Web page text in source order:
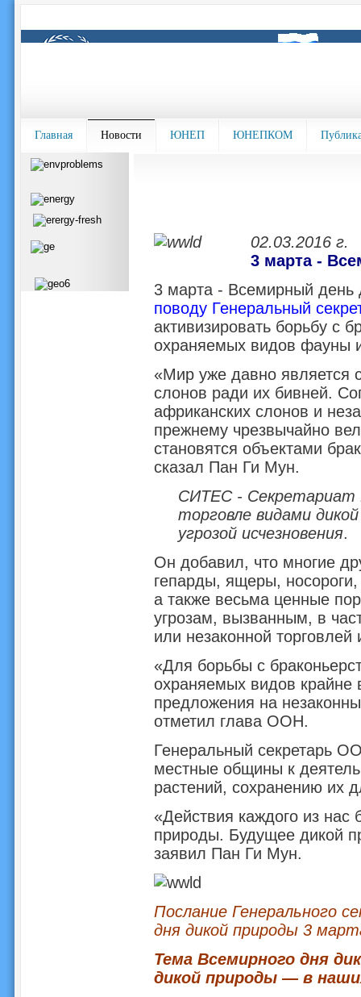
Главная Новости ЮНЕП ЮНЕПКОМ
02.03.2016 г.
3 марта -
3 марта - Всемирный
поводу Генеральный
активизировать борьбу с
охраняемых видов фауны
«Мир уже давно является
слонов ради их бивней.
африканских слонов и
прежнему чрезвычайно
становятся объектами
сказал Пан Ги Мун.
СИТЕС - Секретариат
торговле видами
угрозой исчезновения.
Он добавил, что многие
гепарды, ящеры,
а также весьма ценные
угрозам, вызванным, в
или незаконной торговлей
«Для борьбы с
охраняемых видов крайне
предложения на
отметил глава ООН.
Генеральный секретарь
местные общины к
растений, сохранению их
«Действия каждого из нас
природы. Будущее дикой
заявил Пан Ги Мун.
Послание Генерального
дня дикой природы 3
Тема Всемирного дня
дикой природы — в